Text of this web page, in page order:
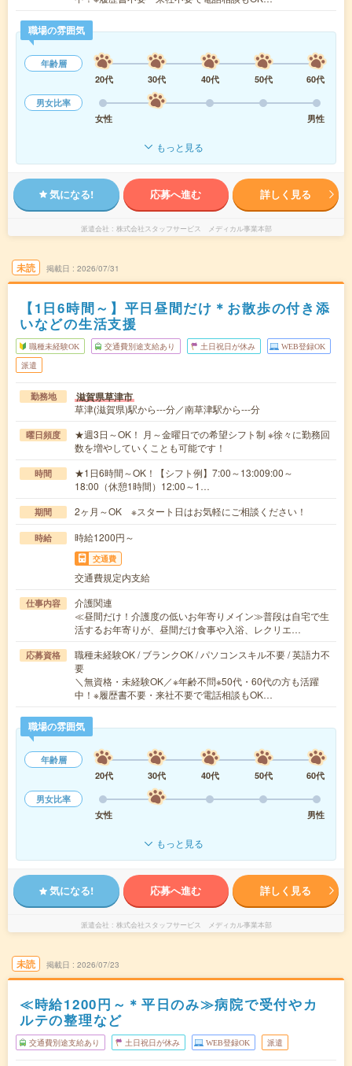
職場の雰囲気
年齢層
20代
30代 40代 50代
60代
男女比率
女性
男性
もっと見る
気になる! 応募へ進む 詳しく見る
派遣会社 株式会社スタッフサービス メディカル事業本部
未読 掲載日 2026/07/31
【1日6時間～】平日昼間だけ＊お散歩の付き添
いなどの生活支援
職種未経験OK 交通費別途支給あり 土日祝日が休み WEB登録OK
派遣
勤務地 滋賀県草津市
草津(滋賀県)駅から---分／南草津駅から---分
曜日頻度
★週3日～OK！ 月～金曜日での希望シフト制 ※徐々に勤務回
数を増やしていくことも可能です！
時間
★1日6時間～OK！【シフト例】7:00～13:009:00～
18:00（休憩1時間）12:00～1…
期間 2ヶ月～OK ※スタート日はお気軽にご相談ください！
時給 時給1200円～
交通費
交通費規定内支給
仕事内容
介護関連
≪昼間だけ！介護度の低いお年寄りメイン≫普段は自宅で生
活するお年寄りが、昼間だけ食事や入浴、レクリエ…
応募資格
職種未経験OK / ブランクOK / パソコンスキル不要 / 英語力不
要
＼無資格・未経験OK／※年齢不問※50代・60代の方も活躍
中！※履歴書不要・来社不要で電話相談もOK…
職場の雰囲気
年齢層
20代
30代 40代 50代
60代
男女比率
女性
男性
もっと見る
気になる! 応募へ進む 詳しく見る
派遣会社 株式会社スタッフサービス メディカル事業本部
未読 掲載日 2026/07/23
≪時給1200円～＊平日のみ≫病院で受付やカ
ルテの整理など
交通費別途支給あり 土日祝日が休み WEB登録OK 派遣